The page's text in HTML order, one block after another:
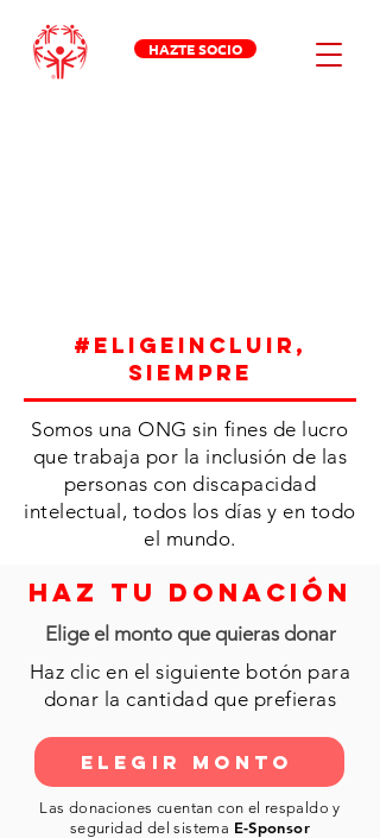
HAZTE SOCIO
#Eligeincluir,
siempre
Somos una ONG sin fines de lucro
que trabaja por la inclusión de las
personas con discapacidad
intelectual, todos los días y en todo
el mundo.
HAZ TU DONACIÓN
Elige el monto que quieras donar
Haz clic en el siguiente botón para
donar la cantidad que prefieras
ELEGIR MONTO
Las donaciones cuentan con el respaldo y
seguridad del sistema E-Sponsor